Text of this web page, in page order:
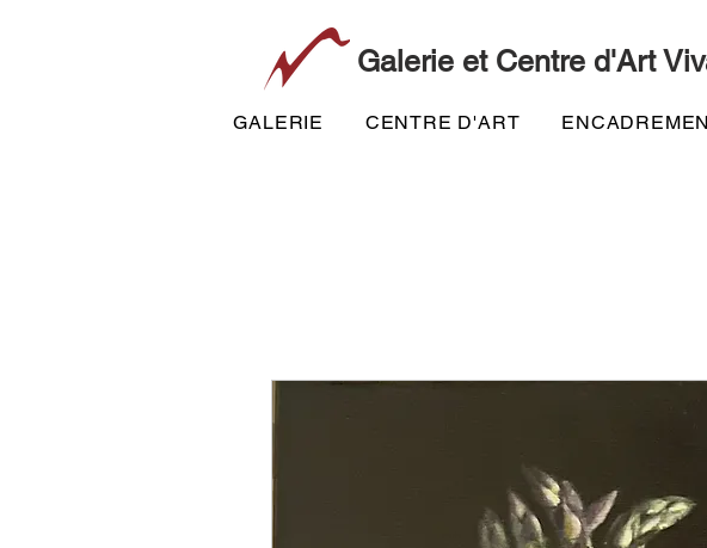
Galerie et Centre d'Art
GALERIE CENTRE D'ART